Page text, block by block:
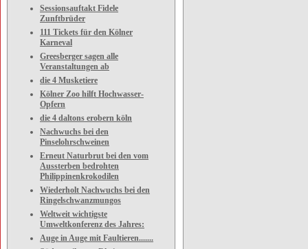
Sessionsauftakt Fidele
Zunftbrüder
111 Tickets für den Kölner
Karneval
Greesberger sagen alle
Veranstaltungen ab
die 4 Musketiere
Kölner Zoo hilft Hochwasser-
Opfern
die 4 daltons erobern köln
Nachwuchs bei den
Pinselohrschweinen
Erneut Naturbrut bei den vom
Aussterben bedrohten
Philippinenkrokodilen
Wiederholt Nachwuchs bei den
Ringelschwanzmungos
Weltweit wichtigste
Umweltkonferenz des Jahres:
Auge in Auge mit Faultieren.......